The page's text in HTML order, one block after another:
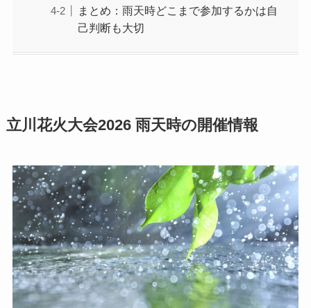
まとめ：雨天時どこまで参加するかは自
己判断も大切
立川花火大会2026 雨天時の開催情報